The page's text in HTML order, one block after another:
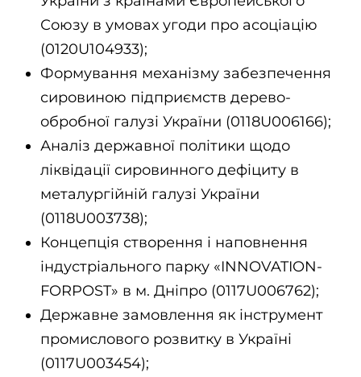
Союзу в умовах угоди про асоціацію
(0120U104933);
Формування механізму забезпечення
сировиною підприємств дерево-
обробної галузі України (0118U006166);
Аналіз державної політики щодо
ліквідації сировинного дефіциту в
металургійній галузі України
(0118U003738);
Концепція створення і наповнення
індустріального парку «INNOVATION-
FORPOST» в м. Дніпро (0117U006762);
Державне замовлення як інструмент
промислового розвитку в Україні
(0117U003454);